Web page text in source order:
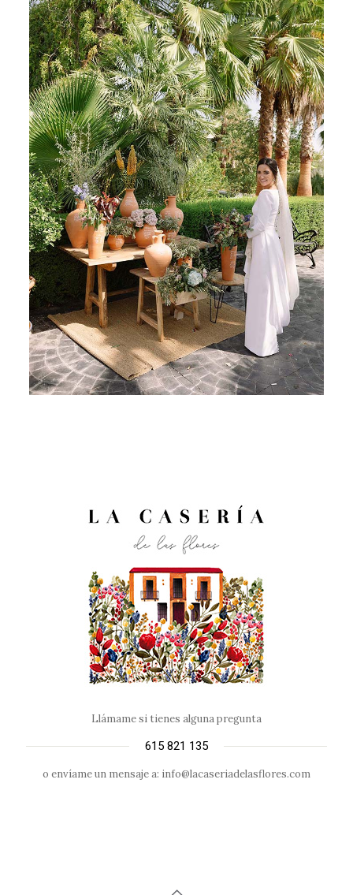
Llámame si tienes alguna pregunta
615 821 135
o envíame un mensaje a: info@lacaseriadelasflores.com